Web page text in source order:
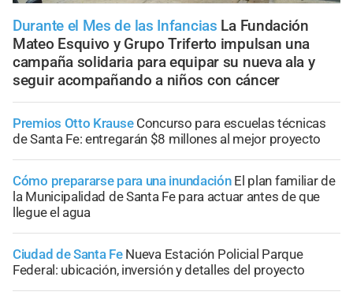
Durante el Mes de las Infancias La Fundación
Mateo Esquivo y Grupo Triferto impulsan una
campaña solidaria para equipar su nueva ala y
seguir acompañando a niños con cáncer
Premios Otto Krause Concurso para escuelas técnicas
de Santa Fe: entregarán $8 millones al mejor proyecto
Cómo prepararse para una inundación El plan familiar de
la Municipalidad de Santa Fe para actuar antes de que
llegue el agua
Ciudad de Santa Fe Nueva Estación Policial Parque
Federal: ubicación, inversión y detalles del proyecto